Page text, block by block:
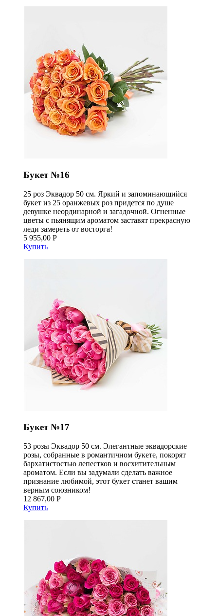
Букет №16
25 роз Эквадор 50 см. Яркий и запоминающийся
букет из 25 оранжевых роз придется по душе
девушке неординарной и загадочной. Огненные
цветы с пьянящим ароматом заставят прекрасную
леди замереть от восторга!
5 955,00 Р
Купить
Букет №17
53 розы Эквадор 50 см. Элегантные эквадорские
розы, собранные в романтичном букете, покорят
бархатистостью лепестков и восхитительным
ароматом. Если вы задумали сделать важное
признание любимой, этот букет станет вашим
верным союзником!
12 867,00 Р
Купить